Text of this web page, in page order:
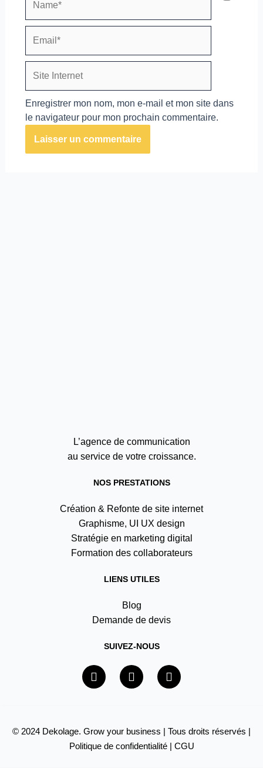
Internet
Enregistrer mon nom, mon e-mail et mon site dans
le navigateur pour mon prochain commentaire.
L’agence de communication
au service de votre croissance.
NOS PRESTATIONS
Création & Refonte de site internet
Graphisme, UI UX design
Stratégie en marketing digital
Formation des collaborateurs
LIENS UTILES
Blog
Demande de devis
SUIVEZ-NOUS
F
a
o
k
I
n
g
r
a
Y
o
b
e
© 2024 Dekolage. Grow your business | Tous droits réservés |
Politique de confidentialité| CGU